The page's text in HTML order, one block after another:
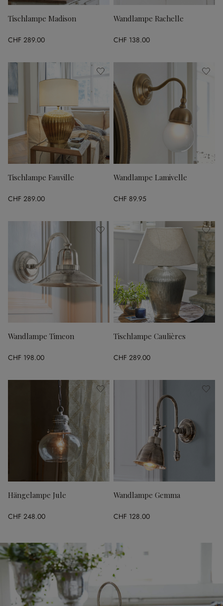
Tischlampe Madison
CHF 289.00
Wandlampe Rachelle
CHF 138.00
Tischlampe Fauville
CHF 289.00
Wandlampe Lamivelle
CHF 89.95
Wandlampe Timeon
CHF 198.00
Tischlampe Caulières
CHF 289.00
Hängelampe Jule
CHF 248.00
Wandlampe Gemma
CHF 128.00